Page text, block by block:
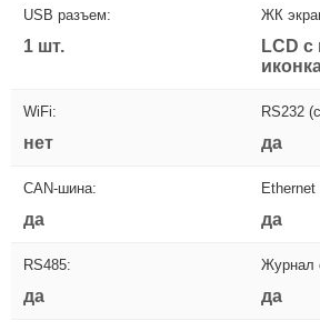
USB разъем:
1 шт.
ЖК
LCD с
WiFi:
нет
RS232
да
CAN-шина:
да
Ethernet
да
RS485:
да
Журнал
да